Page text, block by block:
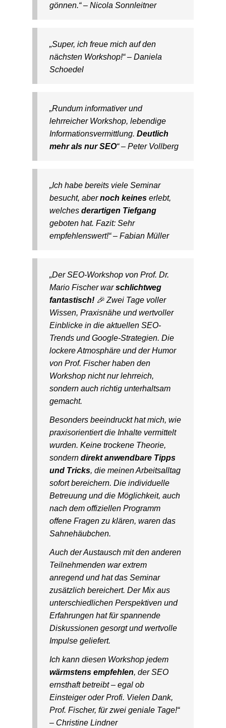
gönnen.“ – Nicola Sonnleitner
„Super, ich freue mich auf den
nächsten Workshop!“ – Daniela
Schoedel
„Rundum informativer und
lehrreicher Workshop, lebendige
Informationsvermittlung. Deutlich
mehr als nur SEO“ – Peter Vollberg
„Ich habe bereits viele Seminar
besucht, abernoch keines erlebt,
welches derartigen Tiefgang
geboten hat. Fazit: Sehr
empfehlenswert!“ – Fabian Müller
„Der SEO-Workshop von Prof. Dr.
Mario Fischer warschlichtweg
fantastisch! 🎉 Zwei Tage voller
Wissen, Praxisnähe und wertvoller
Einblicke in die aktuellen SEO-
Trends und Google-Strategien. Die
lockere Atmosphäre und der Humor
von Prof. Fischer haben den
Workshop nicht nur lehrreich,
sondern auch richtig unterhaltsam
gemacht.
Besonders beeindruckt hat mich, wie
praxisorientiert die Inhalte vermittelt
wurden. Keine trockene Theorie,
sondern direkt anwendbare Tipps
und Tricks, die meinen Arbeitsalltag
sofort bereichern. Die individuelle
Betreuung und die Möglichkeit, auch
nach dem offiziellen Programm
offene Fragen zu klären, waren das
Sahnehäubchen.
Auch der Austausch mit den anderen
Teilnehmenden war extrem
anregend und hat das Seminar
zusätzlich bereichert. Der Mix aus
unterschiedlichen Perspektiven und
Erfahrungen hat für spannende
Diskussionen gesorgt und wertvolle
Impulse geliefert.
Ich kann diesen Workshop jedem
wärmstens empfehlen, der SEO
ernsthaft betreibt – egal ob
Einsteiger oder Profi. Vielen Dank,
Prof. Fischer, für zwei geniale Tage!“
– Christine Lindner